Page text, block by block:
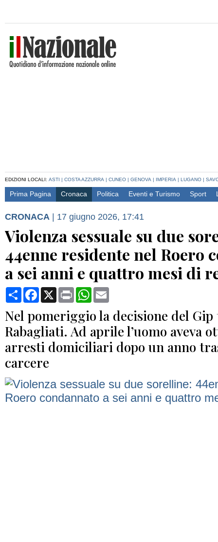
EDIZIONI LOCALI: ASTI | COSTA AZZURRA | CUNEO | GENOVA | IMPERIA | LUGANO |
Prima Pagina Cronaca Politica Eventi e Turismo Sport
CRONACA | 17 giugno 2026, 17:41
Violenza sessuale su due
44enne residente nel Roero
a sei anni e quattro mesi di
CondividiFacebook
X Print WhatsApp
Nel pomeriggio la decisione del Gip
Rabagliati. Ad aprile l’uomo aveva
arresti domiciliari dopo un anno
carcere